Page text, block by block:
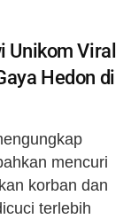
Viral
Hedon di
mencuri
korban dan
terlebih